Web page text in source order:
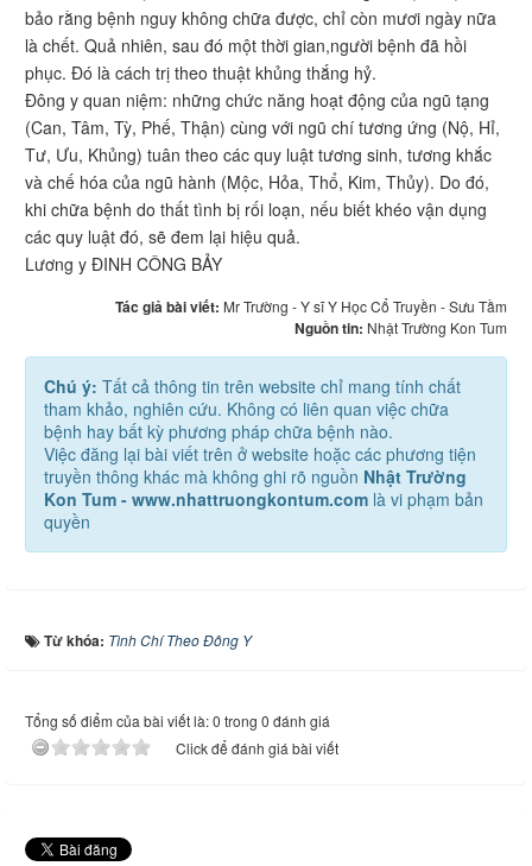
bảo rằng bệnh nguy không chữa được, chỉ còn mươi ngày nữa
là chết. Quả nhiên, sau đó một thời gian,người bệnh đã hồi
phục. Đó là cách trị theo thuật khủng thắng hỷ.
Đông y quan niệm: những chức năng hoạt động của ngũ tạng
(Can, Tâm, Tỳ, Phế, Thận) cùng với ngũ chí tương ứng (Nộ, Hỉ,
Tư, Ưu, Khủng) tuân theo các quy luật tương sinh, tương khắc
và chế hóa của ngũ hành (Mộc, Hỏa, Thổ, Kim, Thủy). Do đó,
khi chữa bệnh do thất tình bị rối loạn, nếu biết khéo vận dụng
các quy luật đó, sẽ đem lại hiệu quả.
Lương y ĐINH CÔNG BẢY
Tác giả bài viết: Mr Trường - Y sĩ Y Học Cổ Truyền - Sưu Tầm
Nguồn tin: Nhật Trường Kon Tum
Chú ý: Tất cả thông tin trên website chỉ mang tính chất
tham khảo, nghiên cứu. Không có liên quan việc chữa
bệnh hay bất kỳ phương pháp chữa bệnh nào.
Việc đăng lại bài viết trên ở website hoặc các phương tiện
truyền thông khác mà không ghi rõ nguồn Nhật Trường
Kon Tum - www.nhattruongkontum.com là vi phạm bản
quyền
Từ khóa: Tình Chí Theo Đông Y
Tổng số điểm của bài viết là: 0 trong 0 đánh giá
Click để đánh giá bài viết